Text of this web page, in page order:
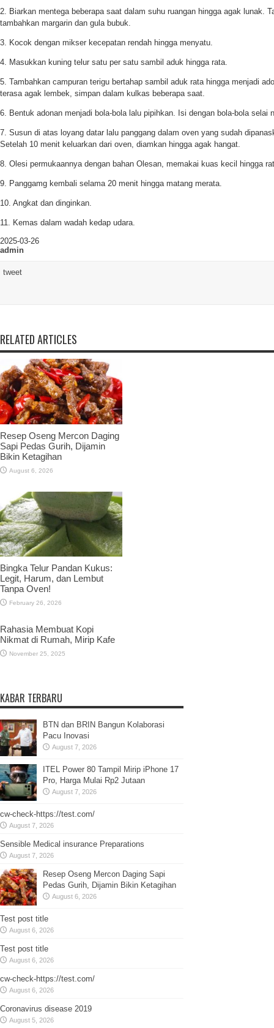
2. Biarkan mentega beberapa saat dalam suhu ruangan hingga agak lunak.
tambahkan margarin dan gula bubuk.
3. Kocok dengan mikser kecepatan rendah hingga menyatu.
4. Masukkan kuning telur satu per satu sambil aduk hingga rata.
5. Tambahkan campuran terigu bertahap sambil aduk rata hingga menjadi
terasa agak lembek, simpan dalam kulkas beberapa saat.
6. Bentuk adonan menjadi bola-bola lalu pipihkan. Isi dengan bola-bola selai
7. Susun di atas loyang datar lalu panggang dalam oven yang sudah
Setelah 10 menit keluarkan dari oven, diamkan hingga agak hangat.
8. Olesi permukaannya dengan bahan Olesan, memakai kuas kecil hingga
9. Panggamg kembali selama 20 menit hingga matang merata.
10. Angkat dan dinginkan.
11. Kemas dalam wadah kedap udara.
2025-03-26
admin
tweet
RELATED ARTICLES
Resep Oseng Mercon Daging
Sapi Pedas Gurih, Dijamin
Bikin Ketagihan
August 6, 2026
Bingka Telur Pandan Kukus:
Legit, Harum, dan Lembut
Tanpa Oven!
February 26, 2026
Rahasia Membuat Kopi
Nikmat di Rumah, Mirip Kafe
November 25, 2025
KABAR TERBARU
BTN dan BRIN Bangun Kolaborasi
Pacu Inovasi
August 7, 2026
ITEL Power 80 Tampil Mirip iPhone 17
Pro, Harga Mulai Rp2 Jutaan
August 7, 2026
cw-check-https://test.com/
August 7, 2026
Sensible Medical insurance Preparations
August 7, 2026
Resep Oseng Mercon Daging Sapi
Pedas Gurih, Dijamin Bikin Ketagihan
August 6, 2026
Test post title
August 6, 2026
Test post title
August 6, 2026
cw-check-https://test.com/
August 6, 2026
Coronavirus disease 2019
August 5, 2026